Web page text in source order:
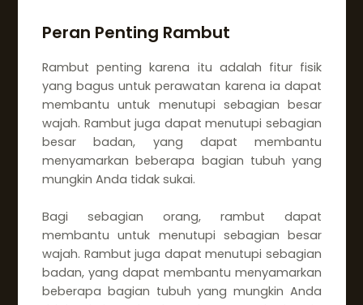
Peran Penting Rambut
Rambut penting karena itu adalah fitur fisik
yang bagus untuk perawatan karena ia dapat
membantu untuk menutupi sebagian besar
wajah. Rambut juga dapat menutupi sebagian
besar badan, yang dapat membantu
menyamarkan beberapa bagian tubuh yang
mungkin Anda tidak sukai.
Bagi sebagian orang, rambut dapat
membantu untuk menutupi sebagian besar
wajah. Rambut juga dapat menutupi sebagian
badan, yang dapat membantu menyamarkan
beberapa bagian tubuh yang mungkin Anda